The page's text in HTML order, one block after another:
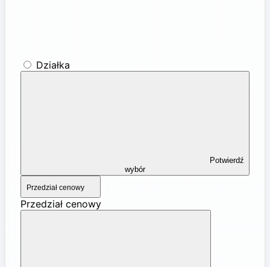
Działka
wybór
Przedział cenowy
Przedział cenowy